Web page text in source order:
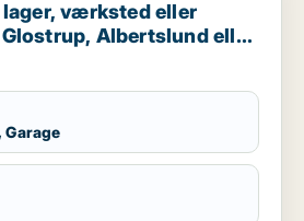
værksted eller
Albertslund eller